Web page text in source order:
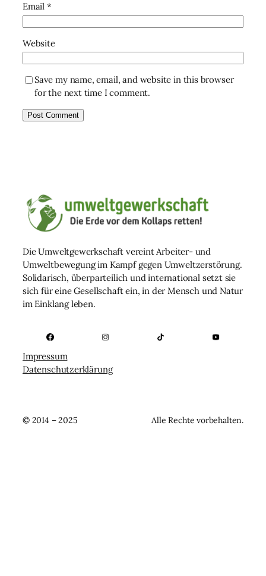
Email *
Website
Save my name, email, and website in this browser
for the next time I comment.
Die Umweltgewerkschaft vereint Arbeiter- und
Umweltbewegung im Kampf gegen Umweltzerstörung.
Solidarisch, überparteilich und international setzt sie
sich für eine Gesellschaft ein, in der Mensch und Natur
im Einklang leben.
Impressum
Datenschutzerklärung
© 2014 – 2025 Alle Rechte vorbehalten.